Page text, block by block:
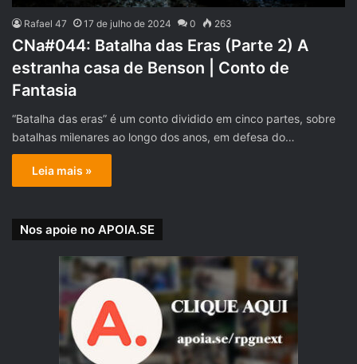
Rafael 47 17 de julho de 2024 0 263
CNa#044: Batalha das Eras (Parte 2) A
estranha casa de Benson | Conto de
Fantasia
“Batalha das eras” é um conto dividido em cinco partes, sobre
batalhas milenares ao longo dos anos, em defesa do…
Leia mais »
Nos apoie no APOIA.SE